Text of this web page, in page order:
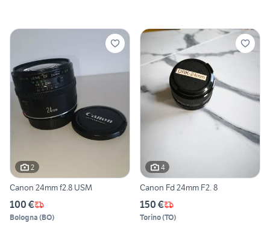
2
Canon 24mm f2.8 USM
100 €
Bologna (BO)
4
Canon Fd 24mm F2. 8
150 €
Torino(TO)